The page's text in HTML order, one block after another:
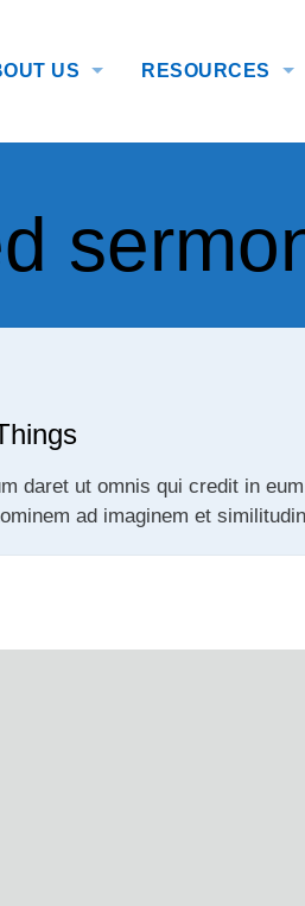
US RESOURCES
daret ut omnis qui credit in
ad imaginem et